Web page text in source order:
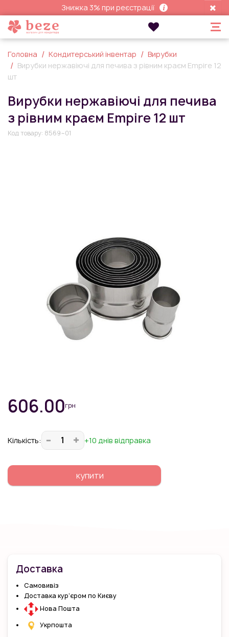
Знижка 3% при реєстрації
Головна Кондитерський інвентар
Вирубки
Вирубки нержавіючі для печива з рівним краєм Empire 12
шт
Вирубки нержавіючі для печива
з рівним краєм Empire 12 шт
Код товару: 8569~01
606.00грн
Кiлькiсть: +10 днів відправка
купити
Доставка
Самовивіз
Доставка кур’єром по Києву
Нова Пошта
Укрпошта